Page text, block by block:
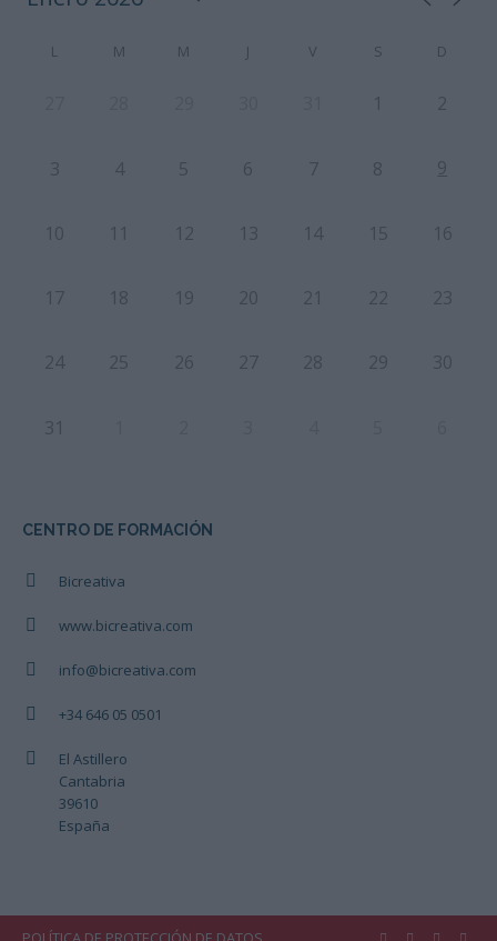
L M M J V S D
1 2
3 4 5 6 7 8 9
10 11 12 13 14 15 16
17 18 19 20 21 22 23
24 25 26 27 28 29 30
31
CENTRO DE FORMACIÓN
Bicreativa
www.bicreativa.com
info@bicreativa.com
+34 646 05 0501
El Astillero
Cantabria
39610
España